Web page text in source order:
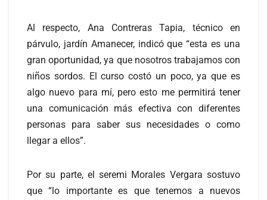
Al respecto, Ana Contreras Tapia, técnico en
párvulo, jardín Amanecer, indicó que “esta es una
gran oportunidad, ya que nosotros trabajamos con
niños sordos. El curso costó un poco, ya que es
algo nuevo para mí, pero esto me permitirá tener
una comunicación más efectiva con diferentes
personas para saber sus necesidades o como
llegar a ellos”.
Por su parte, el seremi Morales Vergara sostuvo
que “lo importante es que tenemos a nuevos